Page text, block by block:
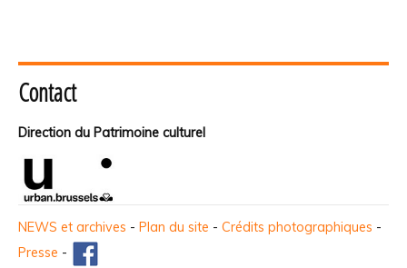
Contact
Direction du Patrimoine culturel
NEWS et archives - Plan du site - Crédits photographiques -
Presse -